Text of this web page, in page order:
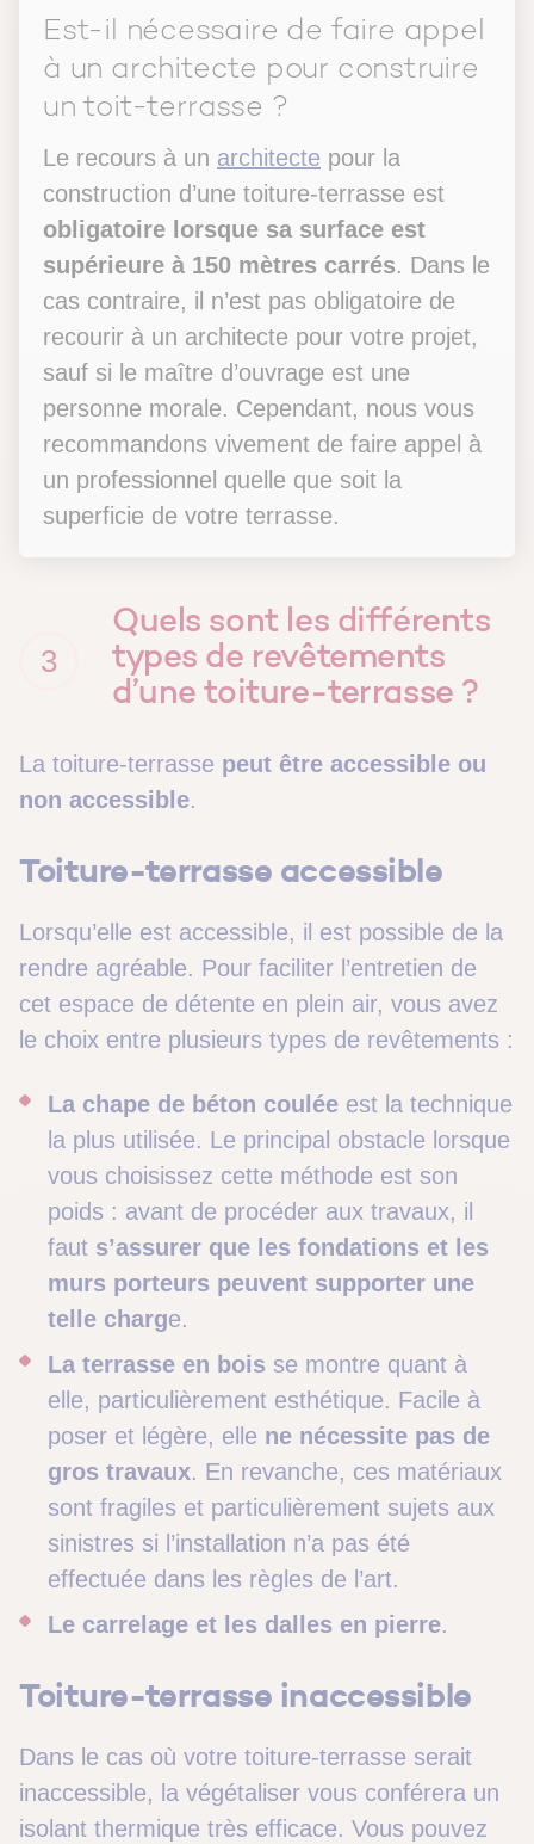
Est-il nécessaire de faire appel
à un architecte pour construire
un toit-terrasse ?
Le recours à un architecte pour la
construction d’une toiture-terrasse est
obligatoire lorsque sa surface est
supérieure à 150 mètres carrés. Dans le
cas contraire, il n’est pas obligatoire de
recourir à un architecte pour votre projet,
sauf si le maître d’ouvrage est une
personne morale. Cependant, nous vous
recommandons vivement de faire appel à
un professionnel quelle que soit la
superficie de votre terrasse.
3
Quels sont les différents
types de revêtements
d’une toiture-terrasse ?
La toiture-terrasse peut être accessible ou
non accessible.
Toiture-terrasse accessible
Lorsqu’elle est accessible, il est possible de la
rendre agréable. Pour faciliter l’entretien de
cet espace de détente en plein air, vous avez
le choix entre plusieurs types de revêtements :
La chape de béton coulée est la technique
la plus utilisée. Le principal obstacle lorsque
vous choisissez cette méthode est son
poids : avant de procéder aux travaux, il
faut s’assurer que les fondations et les
murs porteurs peuvent supporter une
telle charge.
La terrasse en bois se montre quant à
elle, particulièrement esthétique. Facile à
poser et légère, elle ne nécessite pas de
gros travaux. En revanche, ces matériaux
sont fragiles et particulièrement sujets aux
sinistres si l’installation n’a pas été
effectuée dans les règles de l’art.
Le carrelage et les dalles en pierre.
Toiture-terrasse inaccessible
Dans le cas où votre toiture-terrasse serait
inaccessible, la végétaliser vous conférera un
isolant thermique très efficace. Vous pouvez